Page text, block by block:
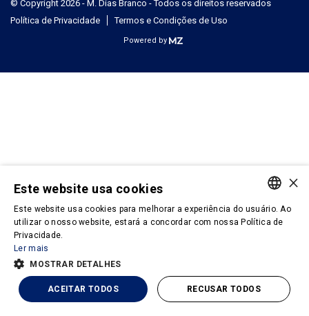
© Copyright 2026 - M. Dias Branco - Todos os direitos reservados
Política de Privacidade
Termos e Condições de Uso
Powered by
PORTUGUESE
×
Este website usa cookies
Este website usa cookies para melhorar a experiência do usuário. Ao
utilizar o nosso website, estará a concordar com nossa Política de
Privacidade.
Ler mais
MOSTRAR DETALHES
ACEITAR TODOS RECUSAR TODOS